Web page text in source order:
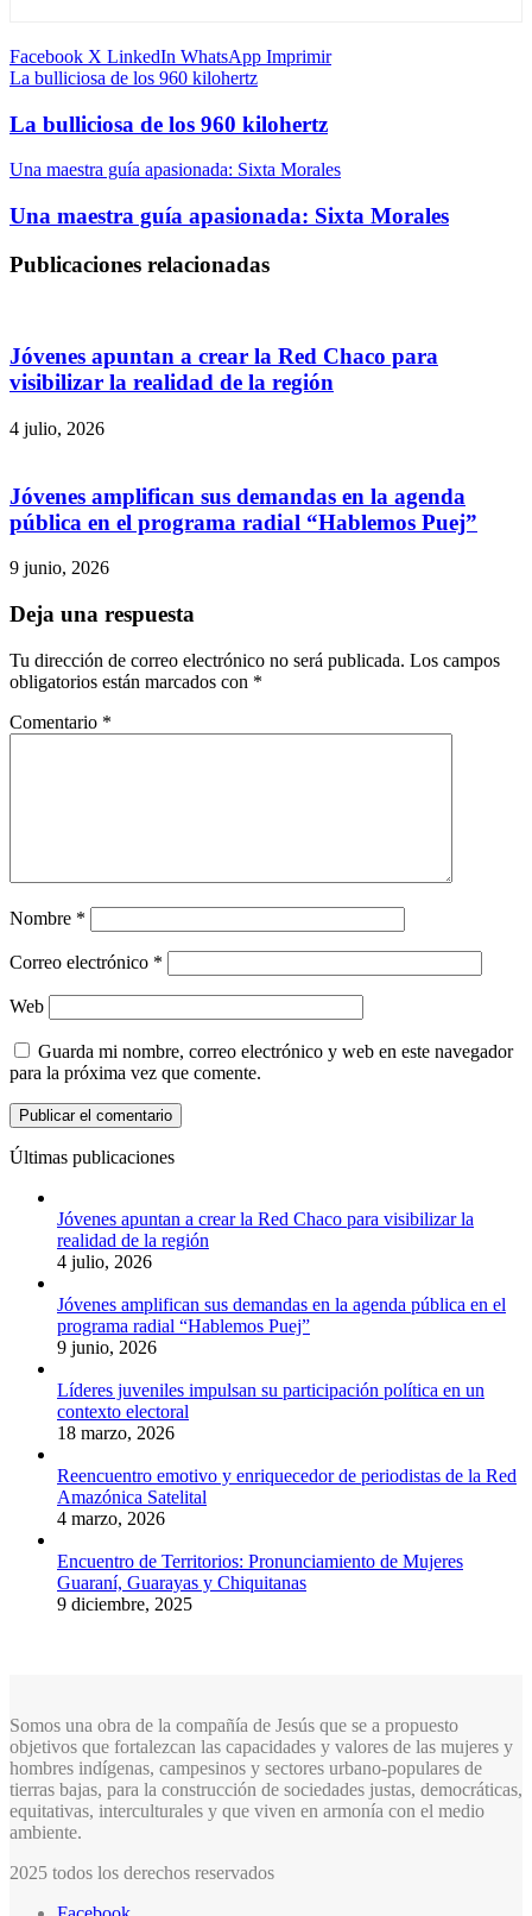
Facebook X LinkedIn WhatsApp Imprimir
La bulliciosa de los 960 kilohertz
La bulliciosa de los 960 kilohertz
Una maestra guía apasionada: Sixta Morales
Una maestra guía apasionada: Sixta Morales
Publicaciones relacionadas
Jóvenes apuntan a crear la Red Chaco para
visibilizar la realidad de la región
4 julio, 2026
Jóvenes amplifican sus demandas en la agenda
pública en el programa radial “Hablemos Puej”
9 junio, 2026
Deja una respuesta
Tu dirección de correo electrónico no será publicada. Los campos
obligatorios están marcados con *
Comentario *
Nombre *
Correo electrónico *
Web
Guarda mi nombre, correo electrónico y web en este navegador
para la próxima vez que comente.
Últimas publicaciones
Jóvenes apuntan a crear la Red Chaco para visibilizar la
realidad de la región
4 julio, 2026
Jóvenes amplifican sus demandas en la agenda pública en el
programa radial “Hablemos Puej”
9 junio, 2026
Líderes juveniles impulsan su participación política en un
contexto electoral
18 marzo, 2026
Reencuentro emotivo y enriquecedor de periodistas de la Red
Amazónica Satelital
4 marzo, 2026
Encuentro de Territorios: Pronunciamiento de Mujeres
Guaraní, Guarayas y Chiquitanas
9 diciembre, 2025
Somos una obra de la compañía de Jesús que se a propuesto
objetivos que fortalezcan las capacidades y valores de las mujeres y
hombres indígenas, campesinos y sectores urbano-populares de
tierras bajas, para la construcción de sociedades justas, democráticas,
equitativas, interculturales y que viven en armonía con el medio
ambiente.
2025 todos los derechos reservados